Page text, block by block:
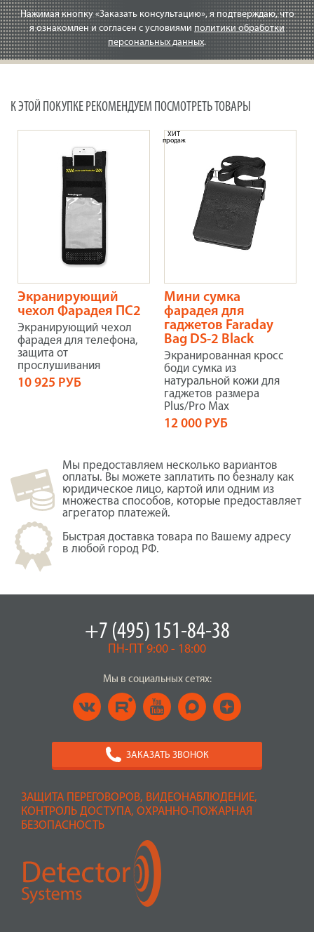
Нажимая кнопку «Заказать консультацию», я подтверждаю, что
я ознакомлен и согласен с условиями политики обработки
персональных данных.
К ЭТОЙ ПОКУПКЕ РЕКОМЕНДУЕМ ПОСМОТРЕТЬ ТОВАРЫ
Экранирующий
чехол Фарадея ПС2
Экранирующий чехол
фарадея для телефона,
защита от
прослушивания
10 925 РУБ
Мини сумка
фарадея для
гаджетов Faraday
Bag DS-2 Black
Экранированная кросс
боди сумка из
натуральной кожи для
гаджетов размера
Plus/Pro Maх
ХИТ
продаж
12 000 РУБ
Мы предоставляем несколько вариантов
оплаты. Вы можете заплатить по безналу как
юридическое лицо, картой или одним из
множества способов, которые предоставляет
агрегатор платежей.
Быстрая доставка товара по Вашему адресу
в любой город РФ.
ЗАЩИТА ПЕРЕГОВОРОВ, ВИДЕОНАБЛЮДЕНИЕ,
КОНТРОЛЬ ДОСТУПА, ОХРАННО-ПОЖАРНАЯ
БЕЗОПАСНОСТЬ
+7 (495) 151-84-38
ПН-ПТ 9:00 - 18:00
Мы в социальных сетях:
ЗАКАЗАТЬ ЗВОНОК